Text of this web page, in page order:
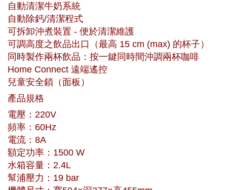
自動清潔牛奶系統
自動除鈣/清潔程式
可拆卸沖煮裝置 - 便於清潔維護
可調高度之飲品出口（最高 15 cm (max) 的杯子）
同時製作兩杯飲品：按一鍵同時間沖調兩杯咖啡
Home Connect 遠端遙控
兒童安全鎖（面板）
產品規格
電壓：220V
頻率：60Hz
電流：8A
額定功率：1500 W
水箱容量：2.4L
幫浦壓力：19 bar